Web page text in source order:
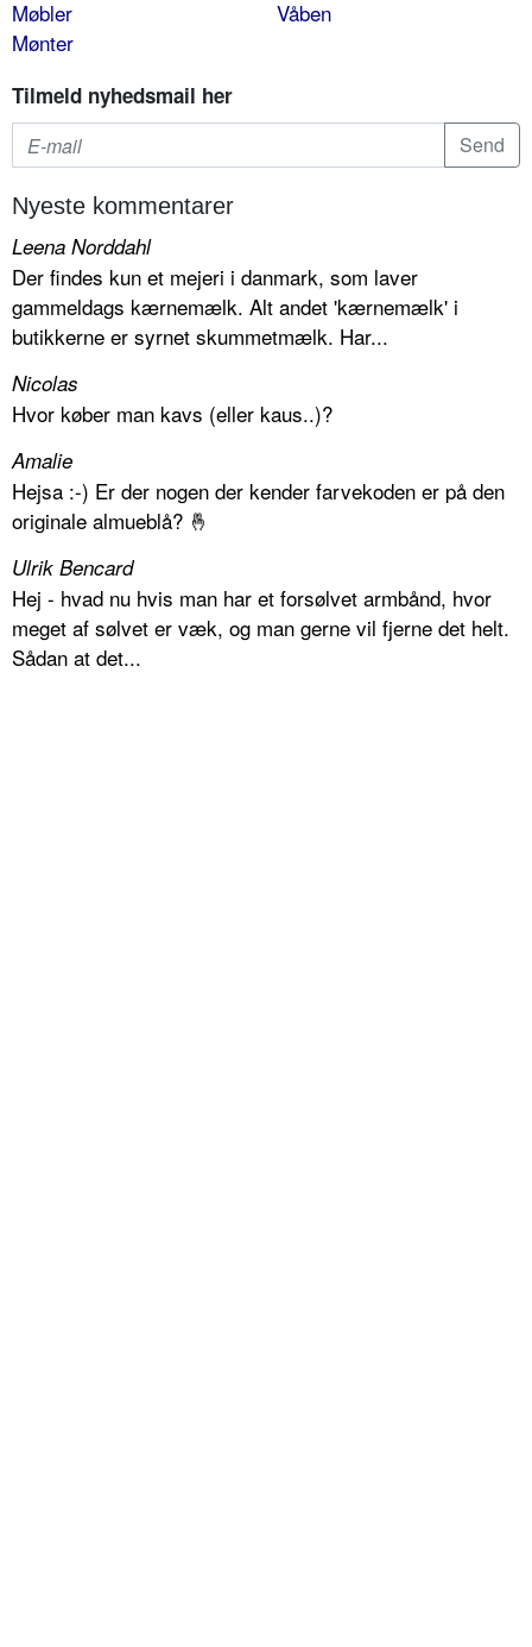
Møbler
Mønter
Våben
Tilmeld nyhedsmail her
Nyeste kommentarer
Leena Norddahl
Der findes kun et mejeri i danmark, som laver
gammeldags kærnemælk. Alt andet 'kærnemælk' i
butikkerne er syrnet skummetmælk. Har...
Nicolas
Hvor køber man kavs (eller kaus..)?
Amalie
Hejsa :-) Er der nogen der kender farvekoden er på den
originale almueblå? 🤞
Ulrik Bencard
Hej - hvad nu hvis man har et forsølvet armbånd, hvor
meget af sølvet er væk, og man gerne vil fjerne det helt.
Sådan at det...